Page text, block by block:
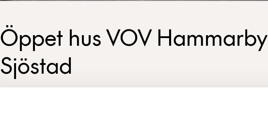
Öppet hus VOV Hammarby
Sjöstad